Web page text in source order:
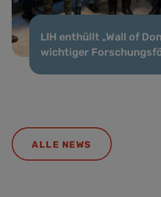
LIH enthüllt „Wall of
wichtiger
ALLE NEWS